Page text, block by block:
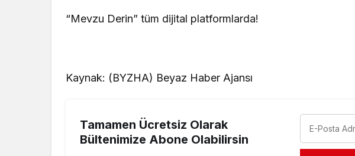
“Mevzu Derin” tüm dijital platformlarda!
Kaynak: (BYZHA) Beyaz Haber Ajansı
Tamamen Ücretsiz Olarak
Bültenimize Abone Olabilirsin